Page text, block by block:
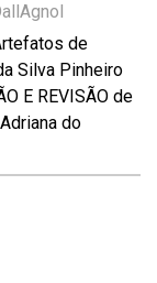
de
Silva Pinheiro
E REVISÃO de
do